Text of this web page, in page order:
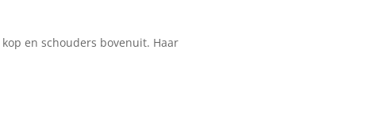
en schouders bovenuit. Haar